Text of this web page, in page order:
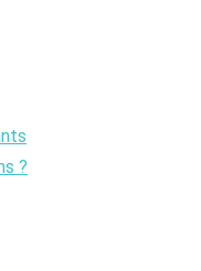
?